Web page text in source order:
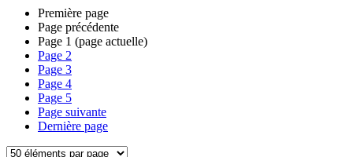
Première page
Page précédente
Page 1 (page actuelle)
Page 2
Page 3
Page 4
Page 5
Page suivante
Dernière page